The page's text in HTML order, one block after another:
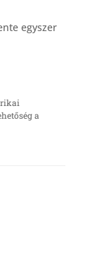
egyszer
a